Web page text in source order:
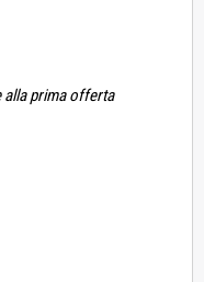
alla prima offerta